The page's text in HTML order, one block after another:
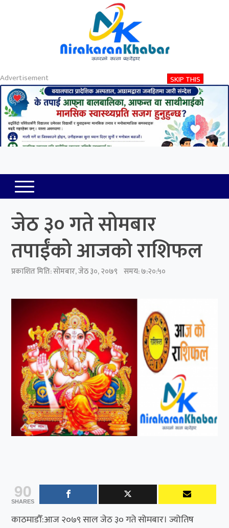
Privacy
सोमबार, साउन २५, २०८३
Nirakaran Khabar
जेठ ३० गते सोमबार
तपाईंको आजको राशिफल
प्रकाशित मिति:सोमबार, जेठ ३०, २०७९ समय: ७:२०:५०
90
SHARES
काठमाडौँ:आज २०७९ साल जेठ ३० गते सोमबार। ज्योतिष